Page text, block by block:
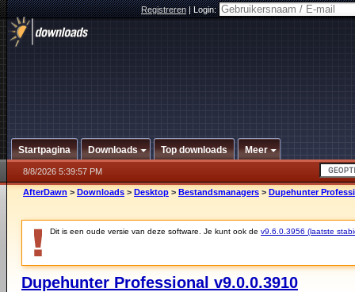
Registreren|Login:
Startpagina Downloads Top downloads Meer
8/8/2026 5:39:57 PM
AfterDawn > Downloads > Desktop > Bestandsmanagers > Dupehunter
Dit is een oude versie van deze software. Je kunt ook de v9.6.0.3956 (laatste
Dupehunter Professional v9.0.0.3910